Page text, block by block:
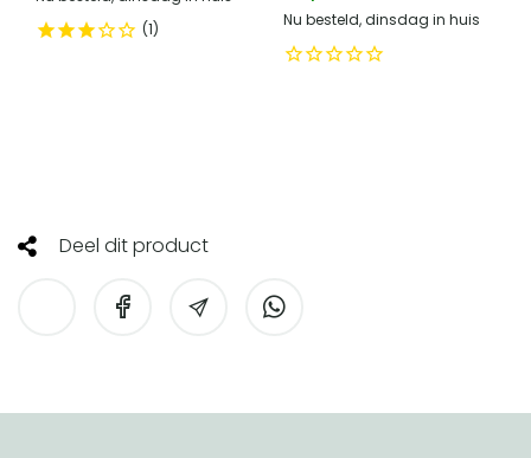
1
Nu besteld, dinsdag in huis
Deel dit product